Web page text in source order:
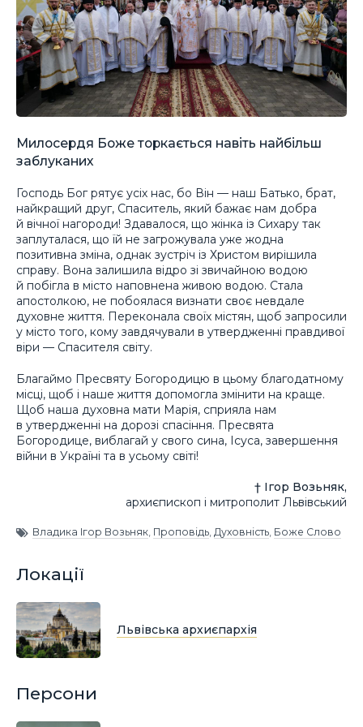
Милосердя Боже торкається навіть найбільш
заблуканих
Господь Бог рятує усіх нас, бо Він — наш Батько, брат,
найкращий друг, Спаситель, який бажає нам добра
й вічної нагороди! Здавалося, що жінка із Сихару так
заплуталася, що їй не загрожувала уже жодна
позитивна зміна, однак зустріч із Христом вирішила
справу. Вона залишила відро зі звичайною водою
й побігла в місто наповнена живою водою. Стала
апостолкою, не побоялася визнати своє невдале
духовне життя. Переконала своїх містян, щоб запросили
у місто того, кому завдячували в утвердженні правдивої
віри — Спасителя світу.
Благаймо Пресвяту Богородицю в цьому благодатному
місці, щоб і наше життя допомогла змінити на краще.
Щоб наша духовна мати Марія, сприяла нам
в утвердженні на дорозі спасіння. Пресвята
Богородице, виблагай у свого сина, Ісуса, завершення
війни в Україні та в усьому світі!
† Ігор Возьняк,
архиєпископ і митрополит Львівський
Владика Ігор Возьняк Проповідь Духовність Боже Слово
Локації
Львівська архиєпархія
Персони